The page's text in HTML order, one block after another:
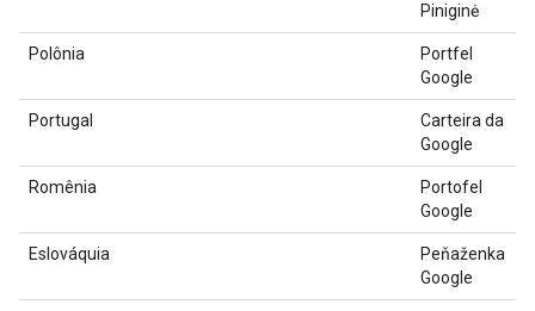
Piniginė
Polônia
Portfel
Google
Portugal
Carteira da
Google
Romênia
Portofel
Google
Eslováquia
Peňaženka
Google